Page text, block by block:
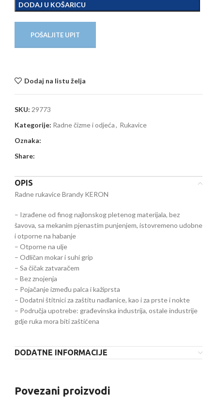
DODAJ U KOŠARICU
POŠALJITE UPIT
Dodaj na listu želja
SKU: 29773
Kategorije: Radne čizme i odjeća, Rukavice
Oznaka:
Share:
OPIS
Radne rukavice Brandy KERON
– Izrađene od finog najlonskog pletenog materijala, bez
šavova, sa mekanim pjenastim punjenjem, istovremeno udobne
i otporne na habanje
– Otporne na ulje
– Odličan mokar i suhi grip
– Sa čičak zatvaračem
– Bez znojenja
– Pojačanje između palca i kažiprsta
– Dodatni štitnici za zaštitu nadlanice, kao i za prste i nokte
– Područja upotrebe: građevinska industrija, ostale industrije
gdje ruka mora biti zaštićena
DODATNE INFORMACIJE
Povezani proizvodi